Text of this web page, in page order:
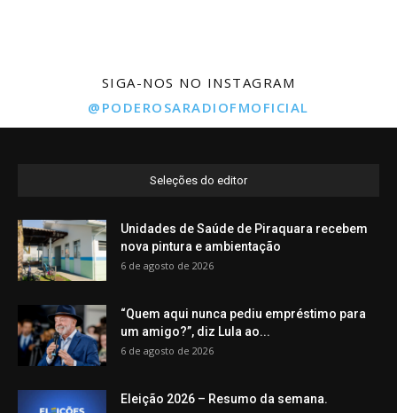
SIGA-NOS NO INSTAGRAM
@PODEROSARADIOFMOFICIAL
Seleções do editor
Unidades de Saúde de Piraquara recebem
nova pintura e ambientação
6 de agosto de 2026
“Quem aqui nunca pediu empréstimo para
um amigo?”, diz Lula ao...
6 de agosto de 2026
Eleição 2026 – Resumo da semana.